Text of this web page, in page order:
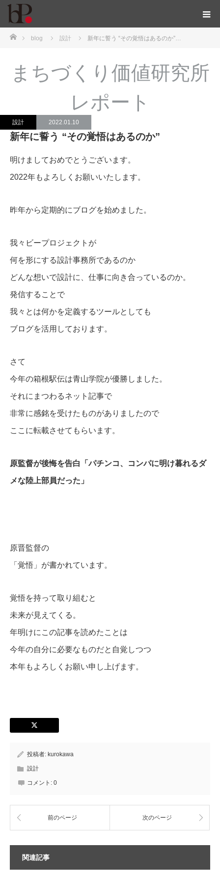
ホームblog 設計 新年に誓う “その覚悟はあるのか”…
まちづくり価値研究所
レポート
設計 2022.01.10
新年に誓う “その覚悟はあるのか”
明けましておめでとうございます。
2022年もよろしくお願いいたします。
昨年から定期的にブログを始めました。
我々ビープロジェクトが
何を形にする設計事務所であるのか
どんな想いで設計に、仕事に向き合っているのか。
発信することで
我々とは何かを定義するツールとしても
ブログを活用しております。
さて
今年の箱根駅伝は青山学院が優勝しました。
それにまつわるネット記事で
非常に感銘を受けたものがありましたので
ここに転載させてもらいます。
原監督が後悔を告白「パチンコ、コンパに明け暮れるダ
メな陸上部員だった」
原晋監督の
「覚悟」が書かれています。
覚悟を持って取り組むと
未来が見えてくる。
年明けにこの記事を読めたことは
今年の自分に必要なものだと自覚しつつ
本年もよろしくお願い申し上げます。
投稿者: kurokawa
設計
コメント: 0
前のページ 次のページ
関連記事